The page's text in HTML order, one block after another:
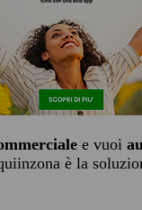
e vuoi
è la